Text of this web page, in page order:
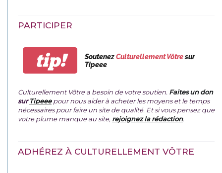
PARTICIPER
tip! SoutenezCulturellement Vôtresur
Tipeee
Culturellement Vôtre a besoin de votre soutien. Faites un don
surTipeeepour nous aider à acheter les moyens et le temps
nécessaires pour faire un site de qualité. Et si vous pensez que
votre plume manque au site, rejoignez la rédaction.
ADHÉREZ À CULTURELLEMENT VÔTRE